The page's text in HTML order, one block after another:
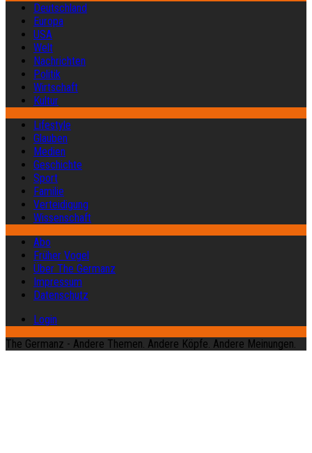
Deutschland
Europa
USA
Welt
Nachrichten
Politik
Wirtschaft
Kultur
Lifestyle
Glauben
Medien
Geschichte
Sport
Familie
Verteidigung
Wissenschaft
Abo
Früher Vogel
Über The Germanz
Impressum
Datenschutz
Login
The Germanz - Andere Themen. Andere Köpfe. Andere Meinungen.